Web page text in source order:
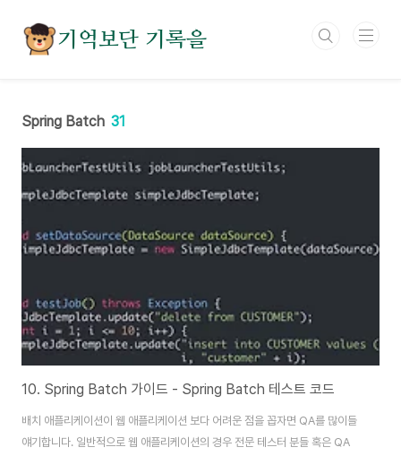
기억보단 기록을
Spring Batch 31
10. Spring Batch 가이드 - Spring Batch 테스트 코드
배치 애플리케이션이 웹 애플리케이션 보다 어려운 점을 꼽자면 QA를 많이들
얘기합니다. 일반적으로 웹 애플리케이션의 경우 전문 테스터 분들 혹은 QA